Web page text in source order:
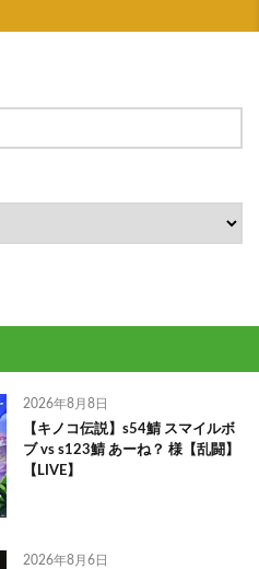
2026年8月8日
【キノコ伝説】s54鯖 スマイルボ
ブ vs s123鯖 あーね？ 様【乱闘】
【LIVE】
2026年8月6日